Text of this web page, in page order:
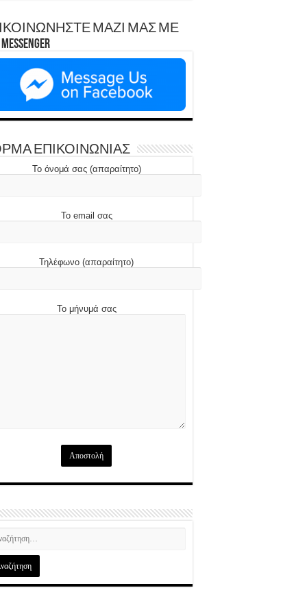
ΜΑΖΙ ΜΑΣ ΜΕ
ΕΠΙΚΟΙΝΩΝΙΑΣ
Το όνομά σας (απαραίτητο)
Το email σας
Τηλέφωνο (απαραίτητο)
Το μήνυμά σας